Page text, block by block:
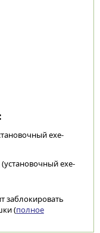
exe-
(установочный exe-
заблокировать
(полное